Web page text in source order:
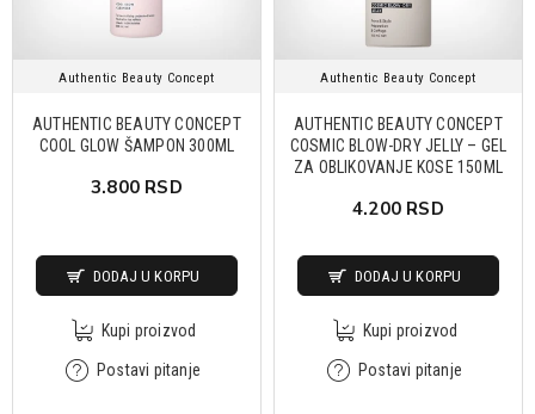
Authentic Beauty Concept
AUTHENTIC BEAUTY CONCEPT
COOL GLOW ŠAMPON 300ML
3.800 RSD
DODAJ U KORPU
Kupi proizvod
Postavi pitanje
Authentic Beauty Concept
AUTHENTIC BEAUTY CONCEPT
COSMIC BLOW-DRY JELLY – GEL
ZA OBLIKOVANJE KOSE 150ML
4.200 RSD
DODAJ U KORPU
Kupi proizvod
Postavi pitanje